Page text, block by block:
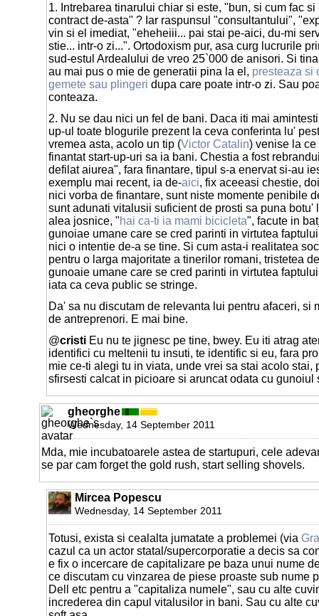
1. Intrebarea tinarului chiar si este, "bun, si cum fac
contract de-asta" ? Iar raspunsul "consultantului",
vin si el imediat, "eheheiii... pai stai pe-aici, du-mi
stie... intr-o zi...". Ortodoxism pur, asa curg lucrurile
sud-estul Ardealului de vreo 25`000 de anisori. Si
au mai pus o mie de generatii pina la el, presteaza si
gemete sau plingeri dupa care poate intr-o zi. Sau
conteaza.
2. Nu se dau nici un fel de bani. Daca iti mai
up-ul toate blogurile prezent la ceva conferinta lu'
vremea asta, acolo un tip (Victor Catalin) venise la
finantat start-up-uri sa ia bani. Chestia a fost
defilat aiurea", fara finantare, tipul s-a enervat si-au
exemplu mai recent, ia de-aici, fix aceeasi chestie,
nici vorba de finantare, sunt niste momente penibile
sunt adunati vitalusii suficient de prosti sa puna botu'
alea josnice, "hai ca-ti ia mami bicicleta", facute in
gunoiae umane care se cred parinti in virtutea
nici o intentie de-a se tine. Si cum asta-i realitatea
pentru o larga majoritate a tinerilor romani, tristetea
gunoaie umane care se cred parinti in virtutea
iata ca ceva public se stringe.
Da' sa nu discutam de relevanta lui pentru afaceri, si
de antreprenori. E mai bine.
@cristi Eu nu te jignesc pe tine, bwey. Eu iti atrag
identifici cu meltenii tu insuti, te identific si eu, fara
mie ce-ti alegi tu in viata, unde vrei sa stai acolo stai,
sfirsesti calcat in picioare si aruncat odata cu gunoiul
gheorghe
Wednesday, 14 September 2011
Mda, mie incubatoarele astea de startupuri, cele
se par cam forget the gold rush, start selling shovels.
Mircea Popescu
Wednesday, 14 September 2011
Totusi, exista si cealalta jumatate a problemei (via
cazul ca un actor statal/supercorporatie a decis sa
e fix o incercare de capitalizare pe baza unui nume
ce discutam cu vinzarea de piese proaste sub nume
Dell etc pentru a "capitaliza numele", sau cu alte
increderea din capul vitalusilor in bani. Sau cu alte